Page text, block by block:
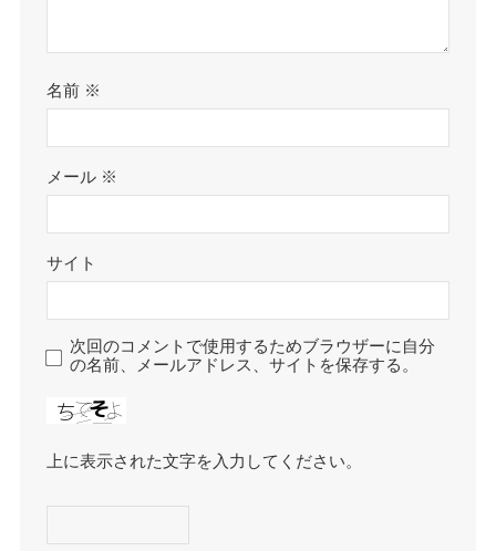
名前 ※
メール ※
サイト
次回のコメントで使用するためブラウザーに自分
の名前、メールアドレス、サイトを保存する。
上に表示された文字を入力してください。